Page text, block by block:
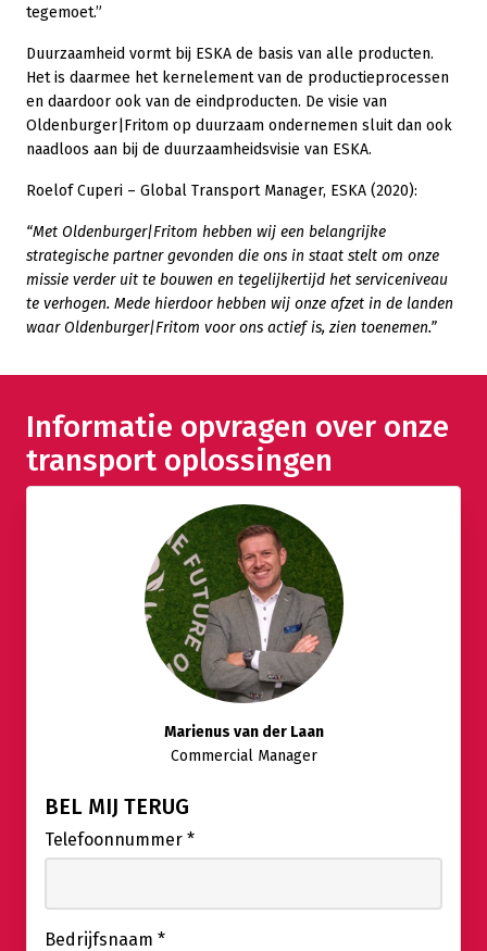
tegemoet.”
Duurzaamheid vormt bij ESKA de basis van alle producten.
Het is daarmee het kernelement van de productieprocessen
en daardoor ook van de eindproducten. De visie van
Oldenburger|Fritom op duurzaam ondernemen sluit dan ook
naadloos aan bij de duurzaamheidsvisie van ESKA.
Roelof Cuperi – Global Transport Manager, ESKA (2020):
“Met Oldenburger|Fritom hebben wij een belangrijke
strategische partner gevonden die ons in staat stelt om onze
missie verder uit te bouwen en tegelijkertijd het serviceniveau
te verhogen. Mede hierdoor hebben wij onze afzet in de landen
waar Oldenburger|Fritom voor ons actief is, zien toenemen.”
Informatie opvragen over onze
transport oplossingen
Marienus van der Laan
Commercial Manager
BEL MIJ TERUG
Telefoonnummer *
Bedrijfsnaam *